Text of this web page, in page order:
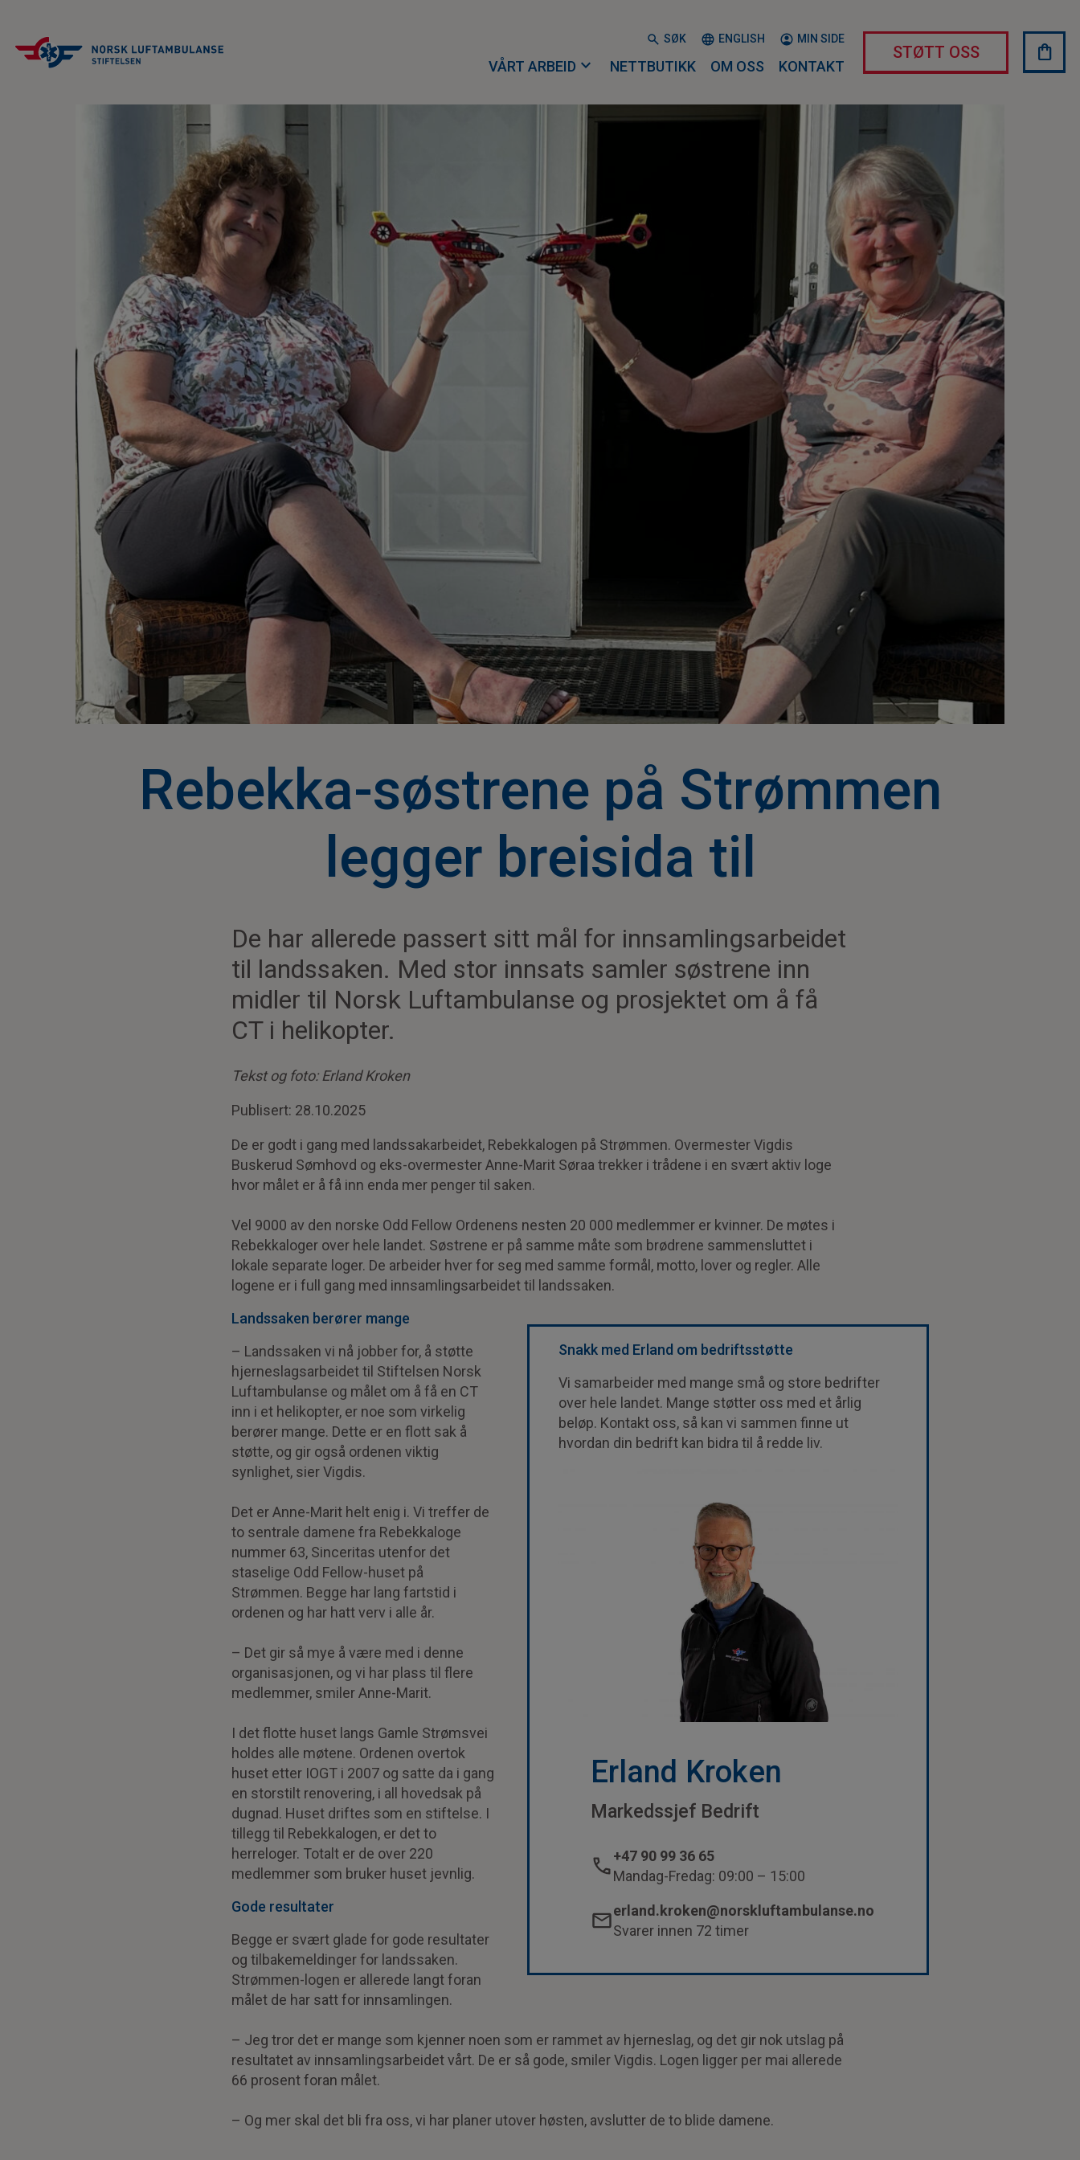
SØK ENGLISH MIN SIDE
VÅRT ARBEID expand_more NETTBUTIKK OM OSS KONTAKT
STØTT OSS shopping_bag
Rebekka-søstrene på Strømmen
legger breisida til
De har allerede passert sitt mål for innsamlingsarbeidet
til landssaken. Med stor innsats samler søstrene inn
midler til Norsk Luftambulanse og prosjektet om å få
CT i helikopter.
Tekst og foto: Erland Kroken
Publisert: 28.10.2025
De er godt i gang med landssakarbeidet, Rebekkalogen på Strømmen. Overmester Vigdis
Buskerud Sømhovd og eks-overmester Anne-Marit Søraa trekker i trådene i en svært aktiv loge
hvor målet er å få inn enda mer penger til saken.
Vel 9000 av den norske Odd Fellow Ordenens nesten 20 000 medlemmer er kvinner. De møtes i
Rebekkaloger over hele landet. Søstrene er på samme måte som brødrene sammensluttet i
lokale separate loger. De arbeider hver for seg med samme formål, motto, lover og regler. Alle
logene er i full gang med innsamlingsarbeidet til landssaken.
Snakk med Erland om bedriftsstøtte
Vi samarbeider med mange små og store bedrifter
over hele landet. Mange støtter oss med et årlig
beløp. Kontakt oss, så kan vi sammen finne ut
hvordan din bedrift kan bidra til å redde liv.
Erland Kroken
Markedssjef Bedrift
+47 90 99 36 65
Mandag-Fredag: 09:00 – 15:00
erland.kroken@norskluftambulanse.no
Svarer innen 72 timer
Landssaken berører mange
– Landssaken vi nå jobber for, å støtte
hjerneslagsarbeidet til Stiftelsen Norsk
Luftambulanse og målet om å få en CT
inn i et helikopter, er noe som virkelig
berører mange. Dette er en flott sak å
støtte, og gir også ordenen viktig
synlighet, sier Vigdis.
Det er Anne-Marit helt enig i. Vi treffer de
to sentrale damene fra Rebekkaloge
nummer 63, Sinceritas utenfor det
staselige Odd Fellow-huset på
Strømmen. Begge har lang fartstid i
ordenen og har hatt verv i alle år.
– Det gir så mye å være med i denne
organisasjonen, og vi har plass til flere
medlemmer, smiler Anne-Marit.
I det flotte huset langs Gamle Strømsvei
holdes alle møtene. Ordenen overtok
huset etter IOGT i 2007 og satte da i gang
en storstilt renovering, i all hovedsak på
dugnad. Huset driftes som en stiftelse. I
tillegg til Rebekkalogen, er det to
herreloger. Totalt er de over 220
medlemmer som bruker huset jevnlig.
Gode resultater
Begge er svært glade for gode resultater
og tilbakemeldinger for landssaken.
Strømmen-logen er allerede langt foran
målet de har satt for innsamlingen.
– Jeg tror det er mange som kjenner noen som er rammet av hjerneslag, og det gir nok utslag på
resultatet av innsamlingsarbeidet vårt. De er så gode, smiler Vigdis. Logen ligger per mai allerede
66 prosent foran målet.
– Og mer skal det bli fra oss, vi har planer utover høsten, avslutter de to blide damene.